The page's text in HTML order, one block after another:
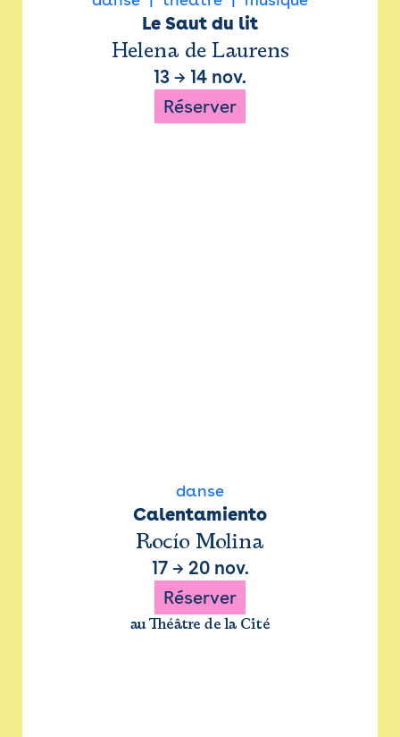
Le Saut du lit
Helena de Laurens
13 → 14 nov.
Réserver
danse
Calentamiento
Rocío Molina
17→ 20 nov.
Réserver
au Théâtre de la Cité